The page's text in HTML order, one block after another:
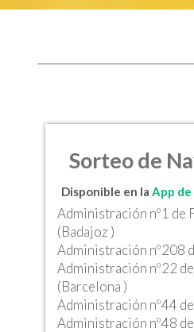
Sorteo de
Disponible en la App
Administración nº1 de
(Badajoz )
Administración nº208
Administración nº22
(Barcelona )
Administración nº44
Administración nº48